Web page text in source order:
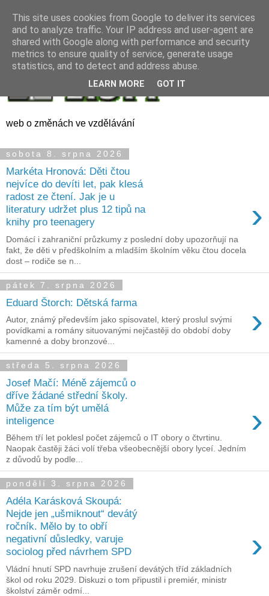
web o změnách ve vzdělávání
sobota 8. srpna 2026
Markéta Hronová: Děti čtou
nejvíce do devíti let, pak klesá
radost ze čtení. Jak je u
literatury udržet plus 12 tipů na
knihy pro teenagery
›
Domácí i zahraniční průzkumy z poslední doby upozorňují na
fakt, že děti v předškolním a mladším školním věku čtou docela
dost – rodiče se n...
pátek 7. srpna 2026
Eduard Štorch: Dětská farma ›
Autor, známý především jako spisovatel, který proslul svými
povídkami a romány situovanými nejčastěji do období doby
kamenné a doby bronzové...
středa 5. srpna 2026
Josef Mačí: Méně zájemců o
dříve žádané střední školy.
Může za tím být umělá
inteligence
›
Během tří let poklesl počet zájemců o IT obory o čtvrtinu.
Naopak častěji žáci volí třeba všeobecnější obory lyceí. Jedním
z důvodů by podle...
pondělí 3. srpna 2026
Adéla Karásková Skoupá:
Nejde jen „ušmiknout“ devátý
ročník. Mělo by to obří
negativní důsledky, varuje
sociolog před návrhem SPD
›
Vládní hnutí SPD navrhuje zrušení devátých tříd základních
škol od roku 2029. Diskuzi o tom připustil i premiér, ministr
školství záměr odmí...
This site uses cookies from Google to deliver its services
and to analyze traffic. Your IP address and user-agent are
shared with Google along with performance and security
metrics to ensure quality of service, generate usage
statistics, and to detect and address abuse.
LEARN MORE GOT IT